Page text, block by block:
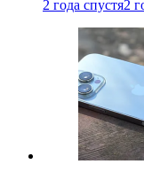
2 года спустя2